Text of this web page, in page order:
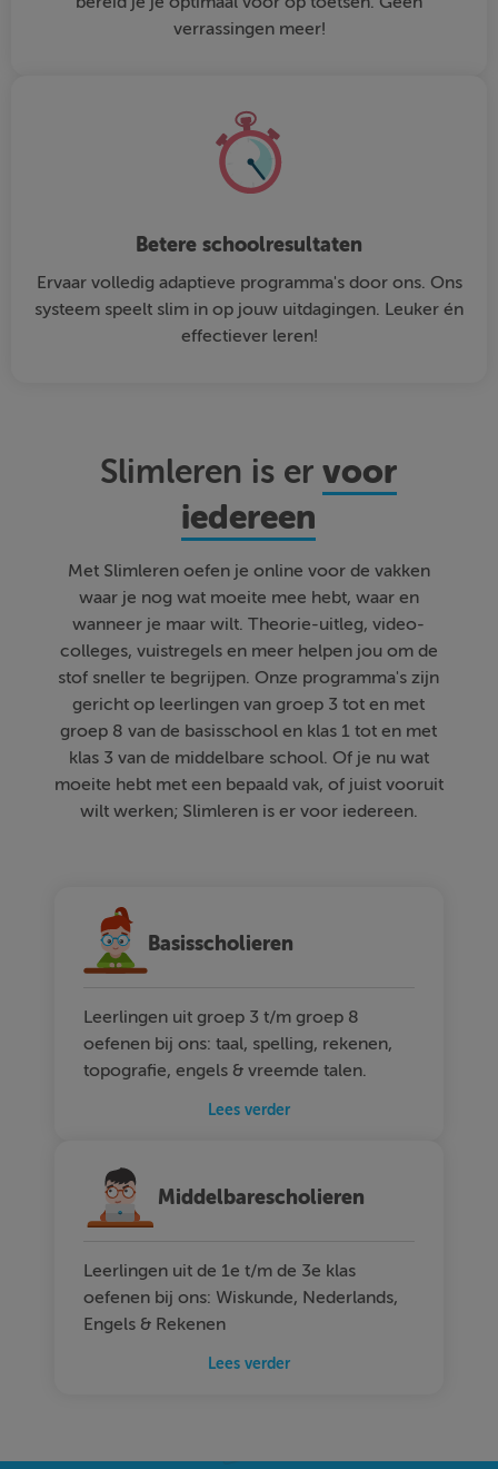
verrassingen meer!
Betere schoolresultaten
Ervaar volledig adaptieve programma's door ons. Ons
systeem speelt slim in op jouw uitdagingen. Leuker én
effectiever leren!
Slimleren is ervoor
iedereen
Met Slimleren oefen je online voor de vakken
waar je nog wat moeite mee hebt, waar en
wanneer je maar wilt. Theorie-uitleg, video-
colleges, vuistregels en meer helpen jou om de
stof sneller te begrijpen. Onze programma's zijn
gericht op leerlingen van groep 3 tot en met
groep 8 van de basisschool en klas 1 tot en met
klas 3 van de middelbare school. Of je nu wat
moeite hebt met een bepaald vak, of juist vooruit
wilt werken; Slimleren is er voor iedereen.
Basisscholieren
Leerlingen uit groep 3 t/m groep 8
oefenen bij ons: taal, spelling, rekenen,
topografie, engels & vreemde talen.
Lees verder
Middelbarescholieren
Leerlingen uit de 1e t/m de 3e klas
oefenen bij ons: Wiskunde, Nederlands,
Engels & Rekenen
Lees verder